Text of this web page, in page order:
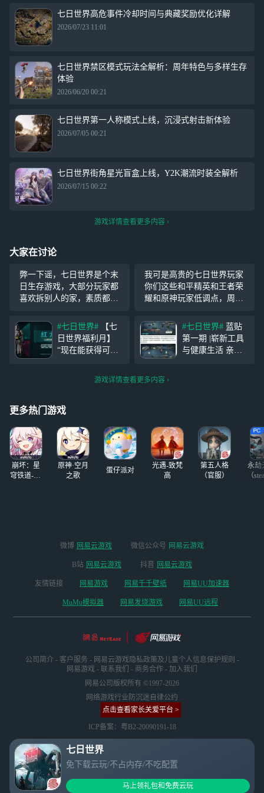
七日世界
免下载云玩/不占内存/不吃配置
马上领礼包和免费云玩
七日世界高危事件冷却时间与典藏奖励优化详解
2026/07/23 11:01
七日世界禁区模式玩法全解析：周年特色与多样生存
体验
2026/06/20 00:21
七日世界第一人称模式上线，沉浸式射击新体验
2026/07/05 00:21
七日世界街角星光盲盒上线，Y2K潮流时装全解析
2026/07/15 00:22
游戏详情查看更多内容
大家在讨论
弊一下谣，七日世界是个末
日生存游戏，大部分玩家都
喜欢拆别人的家，素质都很
家，要骂就骂他别骂游戏
我可是高贵的七日世界玩家
你们这些和平精英和王者荣
耀和原神玩家低调点，周处
你们这些玩家都得死
#七日世界# 【七
日世界福利月】
“现在能获得可以
嗯，表达肯定。
就能获得【光铸勋
【红龙时装】了~
#七日世界# 蓝贴
第一期 |崭新工具
与健康生活 亲爱
设计中。本期将为
各位玩家带来一些
即将在11月新版本
中与
游戏详情查看更多内容
更多热门游戏
崩坏：星
穹铁道-4.4
原神·空月
之歌
蛋仔派对
光遇-致梵
高
第五人格
（官服）
永劫
（
微博 网易云游戏 微信公众号 网易云游戏
B站 网易云游戏 抖音 网易云游戏
友情链接 网易游戏 网易千千壁纸 网易UU加速器
MuMu模拟器 网易发烧游戏 网易UU远程
公司简介 - 客户服务 - 网易云游戏隐私政策及儿童个人信息保护规则 -
网易游戏 - 联系我们 - 商务合作 - 加入我们
网易公司版权所有 ©1997-2026
网络游戏行业防沉迷自律公约
点击查看家长关爱平台 >
ICP备案：粤B2-20090191-18